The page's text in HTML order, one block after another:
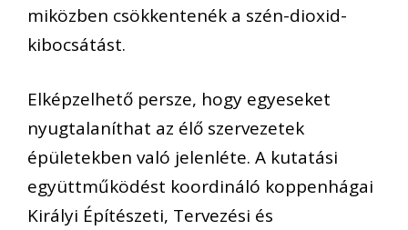
miközben csökkentenék a szén-dioxid-
kibocsátást.
Elképzelhető persze, hogy egyeseket
nyugtalaníthat az élő szervezetek
épületekben való jelenléte. A kutatási
együttműködést koordináló koppenhágai
Királyi Építészeti, Tervezési és